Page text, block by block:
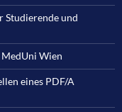
Studierende und
Wien
eines PDF/A